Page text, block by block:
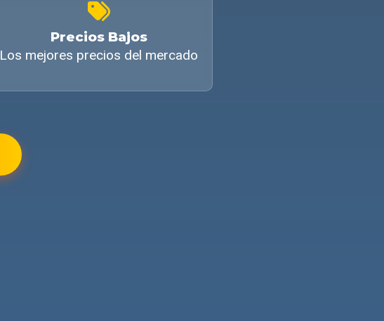
Precios Bajos
Los mejores precios del mercado